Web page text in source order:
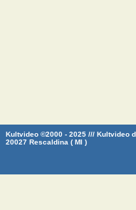
Kultvideo ©2000 - 2025 /// Kultvideo
20027 Rescaldina ( MI )